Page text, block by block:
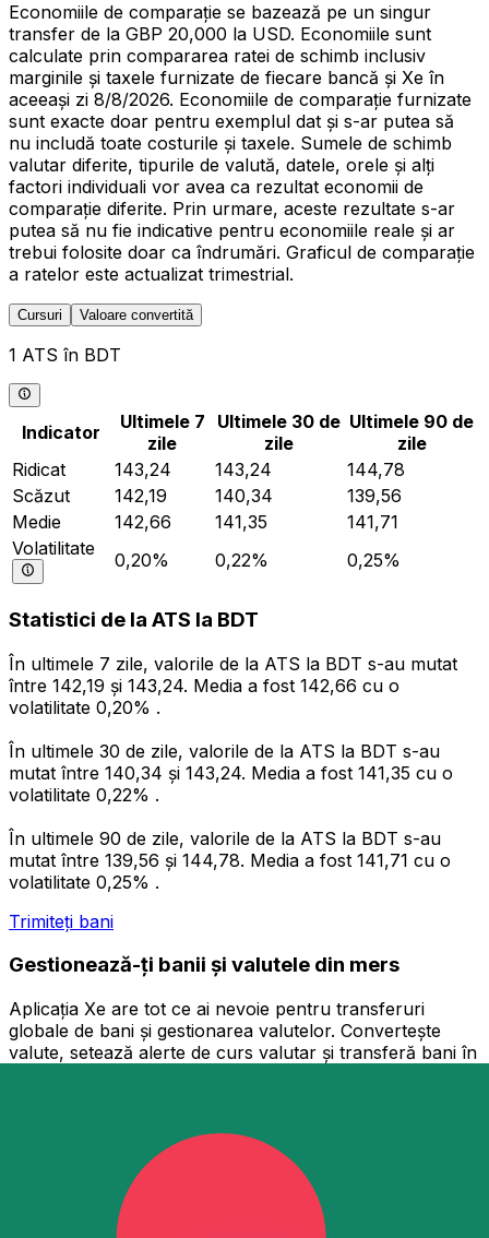
Economiile de comparație se bazează pe un singur
transfer de la GBP 20,000 la USD. Economiile sunt
calculate prin compararea ratei de schimb inclusiv
marginile și taxele furnizate de fiecare bancă și Xe în
aceeași zi 8/8/2026. Economiile de comparație furnizate
sunt exacte doar pentru exemplul dat și s-ar putea să
nu includă toate costurile și taxele. Sumele de schimb
valutar diferite, tipurile de valută, datele, orele și alți
factori individuali vor avea ca rezultat economii de
comparație diferite. Prin urmare, aceste rezultate s-ar
putea să nu fie indicative pentru economiile reale și ar
trebui folosite doar ca îndrumări. Graficul de comparație
a ratelor este actualizat trimestrial.
Cursuri Valoare convertită
1 ATS în BDT
Indicator
Ultimele 7
zile
Ultimele 30 de
zile
Ultimele 90 de
zile
Ridicat
143,24 143,24
144,78
Scăzut
142,19 140,34
139,56
Medie
142,66 141,35
141,71
Volatilitate
0,20% 0,22% 0,25%
Statistici de la ATS la BDT
În ultimele 7 zile, valorile de la ATS la BDT s-au mutat
între 142,19 și 143,24. Media a fost 142,66 cu o
volatilitate 0,20% .
În ultimele 30 de zile, valorile de la ATS la BDT s-au
mutat între 140,34 și 143,24. Media a fost 141,35 cu o
volatilitate 0,22% .
În ultimele 90 de zile, valorile de la ATS la BDT s-au
mutat între 139,56 și 144,78. Media a fost 141,71 cu o
volatilitate 0,25% .
Trimiteți bani
Gestionează-ți banii și valutele din mers
Aplicația Xe are tot ce ai nevoie pentru transferuri
globale de bani și gestionarea valutelor. Convertește
valute, setează alerte de curs valutar și transferă bani în